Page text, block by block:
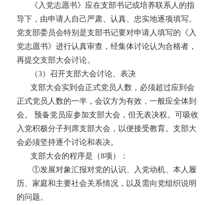
《入党志愿书》应在支部书记或培养联系人的指
导下，由申请人自己严肃、认真、忠实地逐项填写。
党支部委员会特别是支部书记要对申请人填写的《入
党志愿书》进行认真审查，经集体讨论认为合格者，
再提交支部大会讨论。
（3）召开支部大会讨论、表决
支部大会实到会正式党员人数，必须超过应到会
正式党员人数的一半，会议方为有效，一般应全体到
会。
预备党员应参加支部大会，但无表决权。可吸收
入党积极分子列席支部大会，以便接受教育。支部大
会必须坚持逐个讨论和表决。
支部大会的程序是（8项）：
①发展对象汇报对党的认识、入党动机、本人履
历、家庭和主要社会关系情况，以及需向党组织说明
的问题。